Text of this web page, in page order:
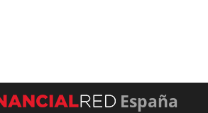
España